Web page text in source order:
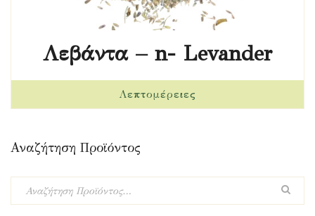
Λεβάντα – n- Levander
Αναζήτηση Προϊόντος